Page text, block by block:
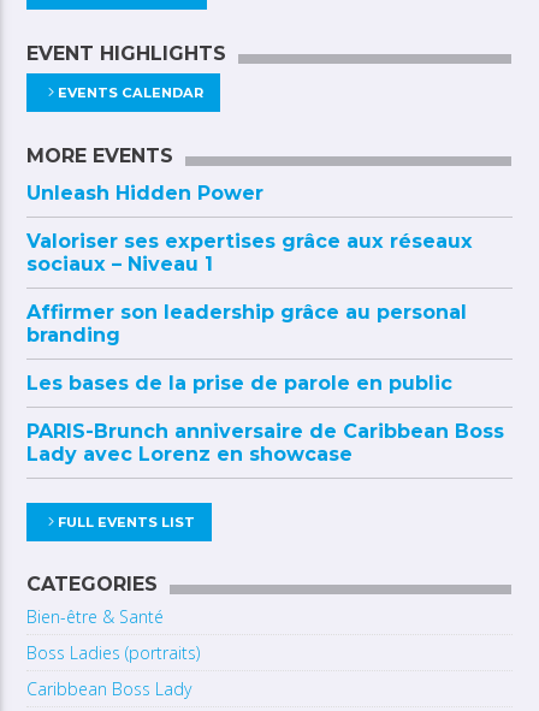
EVENT HIGHLIGHTS
EVENTS CALENDAR
MORE EVENTS
Unleash Hidden Power
Valoriser ses expertises grâce aux réseaux
sociaux – Niveau 1
Affirmer son leadership grâce au personal
branding
Les bases de la prise de parole en public
PARIS-Brunch anniversaire de Caribbean Boss
Lady avec Lorenz en showcase
FULL EVENTS LIST
CATEGORIES
Bien-être & Santé
Boss Ladies (portraits)
Caribbean Boss Lady